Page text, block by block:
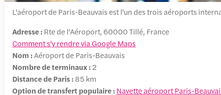
L'aéroport de Paris-Beauvais est l'un des trois aéroports
Adresse : Rte de l'Aéroport, 60000 Tillé, France
Comment s'y rendre via Google Maps
Nom :Aéroport de Paris-Beauvais
Nombre de terminaux : 2
Distance de Paris : 85 km
Option de transfert populaire : Navette aéroport Paris-